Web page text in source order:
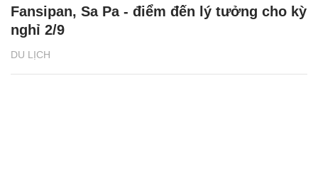
DU LỊCH
Fansipan, Sa Pa - điểm đến lý tưởng cho kỳ
nghỉ 2/9